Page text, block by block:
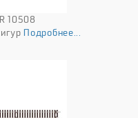
10508
Подробнее...